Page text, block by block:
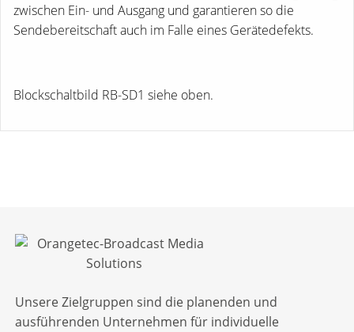
zwischen Ein- und Ausgang und garantieren so die
Sendebereitschaft auch im Falle eines Gerätedefekts.
Blockschaltbild RB-SD1 siehe oben.
Unsere Zielgruppen sind die planenden und
ausführenden Unternehmen für individuelle